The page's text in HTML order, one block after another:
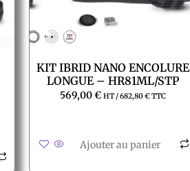
KIT IBRID NANO ENCOLURE
LONGUE – HR81ML/STP
569,00€ HT /682,80€TTC
Ajouter au panier